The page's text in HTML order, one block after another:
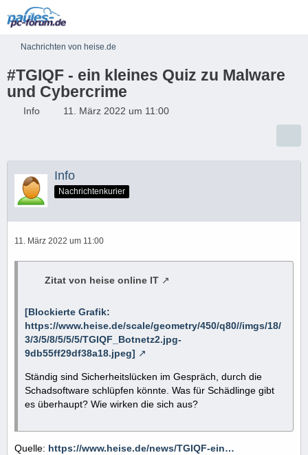
Nachrichten von heise.de
#TGIQF - ein kleines Quiz zu Malware
und Cybercrime
Info 11. März 2022 um 11:00
Info
Nachrichtenkurier
11. März 2022 um 11:00
Zitat von heise online IT
[Blockierte Grafik:
https://www.heise.de/scale/geometry/450/q80//imgs/18/
3/3/5/8/5/5/5/TGIQF_Botnetz2.jpg-
9db55ff29df38a18.jpeg]
Ständig sind Sicherheitslücken im Gespräch, durch die
Schadsoftware schlüpfen könnte. Was für Schädlinge gibt
es überhaupt? Wie wirken die sich aus?
Quelle: https://www.heise.de/news/TGIQF-ein…